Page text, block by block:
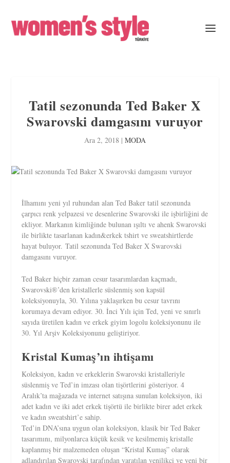
Tatil sezonunda Ted Baker X
Swarovski damgasını vuruyor
Ara 2, 2018 | MODA
İlhamını yeni yıl ruhundan alan Ted Baker tatil sezonunda
çarpıcı renk yelpazesi ve desenlerine Swarovski ile işbirliğini de
ekliyor. Markanın kimliğinde bulunan ışıltı ve ahenk Swarovski
ile birlikte tasarlanan kadın&erkek tshirt ve sweatshirtlerde
hayat buluyor. Tatil sezonunda Ted Baker X Swarovski
damgasını vuruyor.
Ted Baker hiçbir zaman cesur tasarımlardan kaçmadı,
Swarovski®’den kristallerle süslenmiş son kapsül
koleksiyonuyla, 30. Yılına yaklaşırken bu cesur tavrını
korumaya devam ediyor. 30. İnci Yılı için Ted, yeni ve sınırlı
sayıda üretilen kadın ve erkek giyim logolu koleksiyonunu ile
30. Yıl Arşiv Koleksiyonunu geliştiriyor.
Kristal Kumaş’ın ihtişamı
Koleksiyon, kadın ve erkeklerin Swarovski kristalleriyle
süslenmiş ve Ted’in imzası olan tişörtlerini gösteriyor. 4
Aralık’ta mağazada ve internet satışına sunulan koleksiyon, iki
adet kadın ve iki adet erkek tişörtü ile birlikte birer adet erkek
ve kadın sweatshirt’e sahip.
Ted’in DNA’sına uygun olan koleksiyon, klasik bir Ted Baker
tasarımını, milyonlarca küçük kesik ve kesilmemiş kristalle
kaplanmış bir malzemeden oluşan “Kristal Kumaş” olarak
adlandırılan Swarovski tarafından yaratılan yenilikçi ve yeni bir